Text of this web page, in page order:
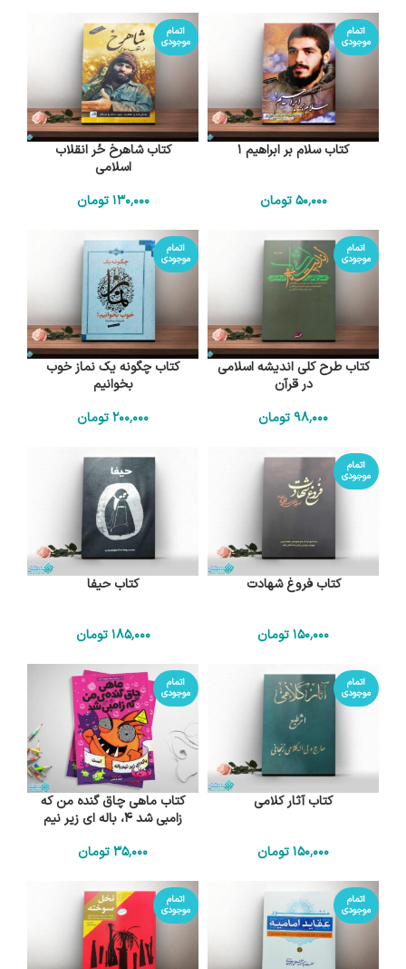
اتمام
موجودی
کتاب سلام بر ابراهیم 1
50٬000 تومان
اتمام
موجودی
کتاب شاهرخ حُر انقلاب
اسلامی
130٬000 تومان
اتمام
موجودی
کتاب طرح کلی اندیشه اسلامی
در قرآن
98٬000تومان
اتمام
موجودی
کتاب چگونه یک نماز خوب
بخوانیم
200٬000تومان
اتمام
موجودی
کتاب فروغ شهادت
150٬000تومان
کتاب حیفا
185٬000 تومان
اتمام
موجودی
کتاب آثار کلامی
150٬000تومان
اتمام
موجودی
کتاب ماهی چاق گنده من که
زامبی شد 4، باله ای زیر نیم
35٬000تومان
اتمام
موجودی
اتمام
موجودی